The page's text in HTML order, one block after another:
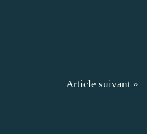
Article suivant »